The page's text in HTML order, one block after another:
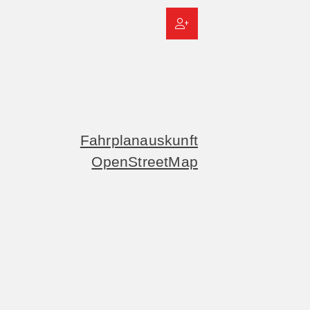
Fahrplanauskunft
OpenStreetMap